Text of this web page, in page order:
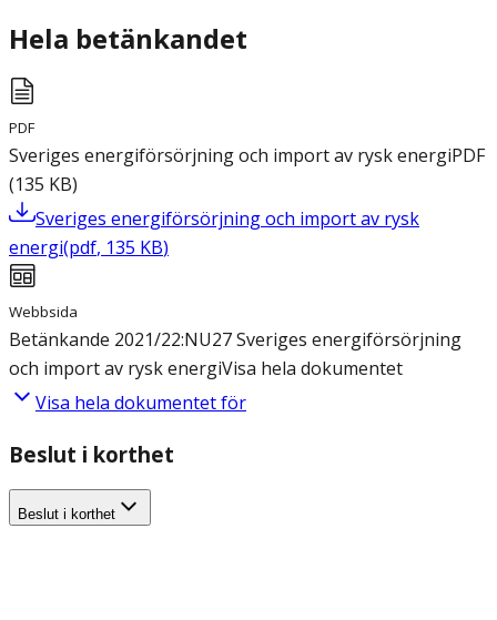
Hela betänkandet
PDF
Sveriges energiförsörjning och import av rysk energiPDF
(135 KB)
Sveriges energiförsörjning och import av rysk
energi(pdf, 135 KB)
Webbsida
Betänkande 2021/22:NU27 Sveriges energiförsörjning
och import av rysk energiVisa hela dokumentet
Visa hela dokumentet för
Beslut i korthet
Beslut i korthet